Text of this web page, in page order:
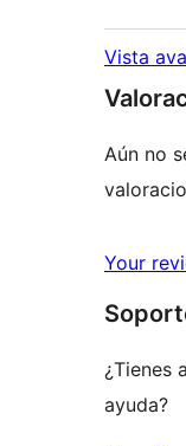
Vista
Aún no
Your
¿Tienes
ayuda?